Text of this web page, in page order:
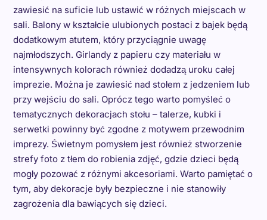
zawiesić na suficie lub ustawić w różnych miejscach w
sali. Balony w kształcie ulubionych postaci z bajek będą
dodatkowym atutem, który przyciągnie uwagę
najmłodszych. Girlandy z papieru czy materiału w
intensywnych kolorach również dodadzą uroku całej
imprezie. Można je zawiesić nad stołem z jedzeniem lub
przy wejściu do sali. Oprócz tego warto pomyśleć o
tematycznych dekoracjach stołu – talerze, kubki i
serwetki powinny być zgodne z motywem przewodnim
imprezy. Świetnym pomysłem jest również stworzenie
strefy foto z tłem do robienia zdjęć, gdzie dzieci będą
mogły pozować z różnymi akcesoriami. Warto pamiętać o
tym, aby dekoracje były bezpieczne i nie stanowiły
zagrożenia dla bawiących się dzieci.